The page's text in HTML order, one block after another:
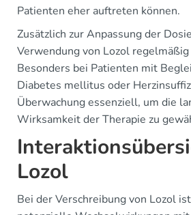
Patienten eher auftreten können.
Zusätzlich zur Anpassung der
Verwendung von Lozol
Besonders bei Patienten mit
Diabetes mellitus oder
Überwachung essenziell, um die
Wirksamkeit der Therapie zu
Lozol
Bei der Verschreibung von Lozol